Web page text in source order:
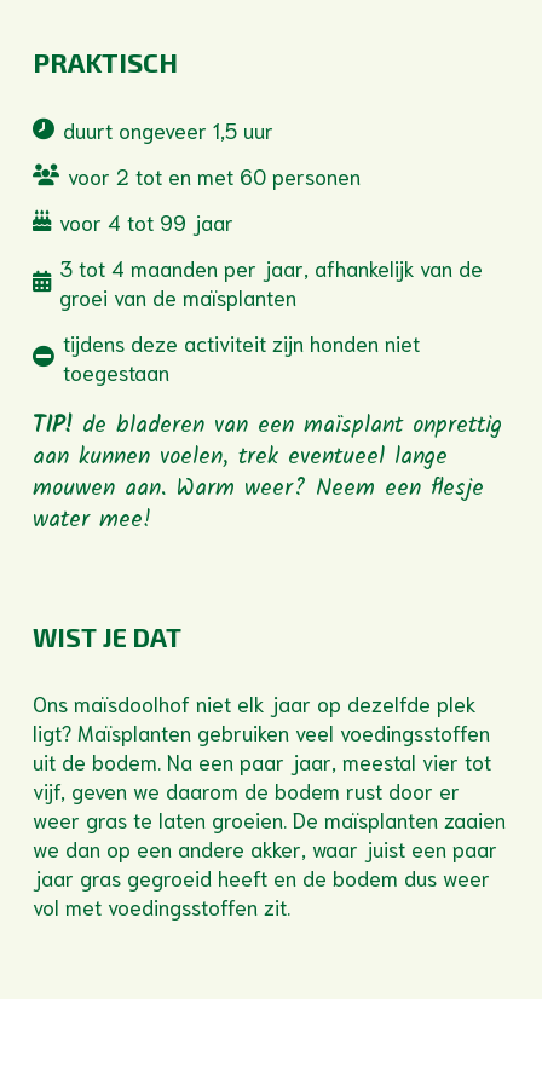
PRAKTISCH
duurt ongeveer 1,5 uur
voor 2 tot en met 60 personen
voor 4 tot 99 jaar
3 tot 4 maanden per jaar, afhankelijk van de
groei van de maïsplanten
tijdens deze activiteit zijn honden niet
toegestaan
TIP!de bladeren van een maïsplant onprettig
aan kunnen voelen, trek eventueel lange
mouwen aan. Warm weer? Neem een flesje
water mee!
WIST JE DAT
Ons maïsdoolhof niet elk jaar op dezelfde plek
ligt? Maïsplanten gebruiken veel voedingsstoffen
uit de bodem. Na een paar jaar, meestal vier tot
vijf, geven we daarom de bodem rust door er
weer gras te laten groeien. De maïsplanten zaaien
we dan op een andere akker, waar juist een paar
jaar gras gegroeid heeft en de bodem dus weer
vol met voedingsstoffen zit.